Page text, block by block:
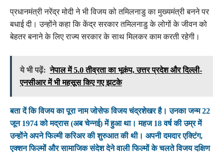
प्रधानमंत्री नरेंद्र मोदी ने भी विजय को तमिलनाडु का मुख्यमंत्री बनने पर
बधाई दी। उन्होंने कहा कि केंद्र सरकार तमिलनाडु के लोगों के जीवन को
बेहतर बनाने के लिए राज्य सरकार के साथ मिलकर काम करती रहेगी।
ये भी पढ़ें: नेपाल में 5.0 तीव्रता का भूकंप, उत्तर प्रदेश और दिल्ली-
एनसीआर में भी महसूस किए गए झटके
बता दें कि विजय का पूरा नाम जोसेफ विजय चंद्रशेखर है। उनका जन्म 22
जून 1974 को मद्रास (अब चेन्नई) में हुआ था। महज 18 वर्ष की उम्र में
उन्होंने अपने फिल्मी करिअर की शुरुआत की थी। अपनी दमदार एक्टिंग,
एक्शन फिल्मों और सामाजिक संदेश देने वाली फिल्मों के चलते विजय दक्षिण